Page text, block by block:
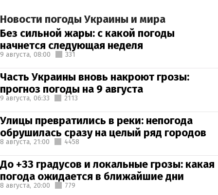
Новости погоды Украины и мира
Без сильной жары: с какой погоды
начнется следующая неделя
9 августа, 08:00 331
Часть Украины вновь накроют грозы:
прогноз погоды на 9 августа
9 августа, 06:33 2113
Улицы превратились в реки: непогода
обрушилась сразу на целый ряд городов
8 августа, 21:00 4458
До +33 градусов и локальные грозы: какая
погода ожидается в ближайшие дни
8 августа, 20:00 779